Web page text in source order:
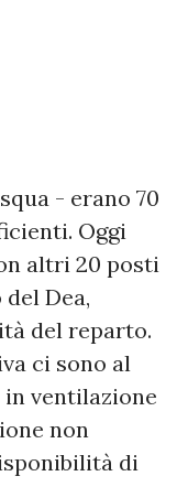
- erano 70
Oggi
altri 20 posti
Dea,
del reparto.
ci sono al
in ventilazione
non
di